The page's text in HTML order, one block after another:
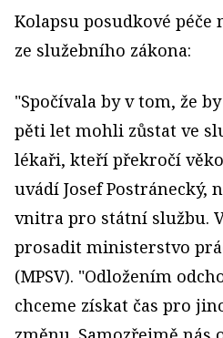
Kolapsu posudkové
ze služebního zákona:
"Spočívala by v tom, že
pěti let mohli zůstat ve
lékaři, kteří překročí
uvádí Josef Postránecký,
vnitra pro státní službu.
prosadit ministerstvo
(MPSV). "Odložením
chceme získat čas pro